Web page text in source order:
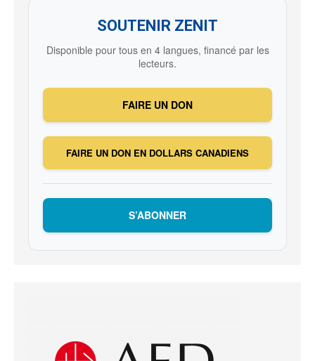
SOUTENIR ZENIT
Disponible pour tous en 4 langues, financé par les
lecteurs.
FAIRE UN DON
FAIRE UN DON EN DOLLARS CANADIENS
S’ABONNER